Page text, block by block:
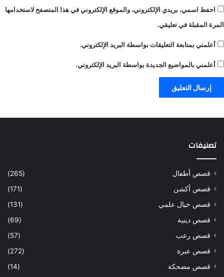
احفظ اسمي، بريدي الإلكتروني، والموقع الإلكتروني في هذا المتصفح لاستخدامها
المرة المقبلة في تعليقي.
أعلمني بمتابعة التعليقات بواسطة البريد الإلكتروني.
أعلمني بالمواضيع الجديدة بواسطة البريد الإلكتروني.
تصنيفات
قصص أطفال
(265)
قصص أكشن
(171)
قصص خيال علمي
(131)
قصص دينية
(69)
قصص رعب
(57)
قصص عبرة
(272)
قصص مضحكة
(14)